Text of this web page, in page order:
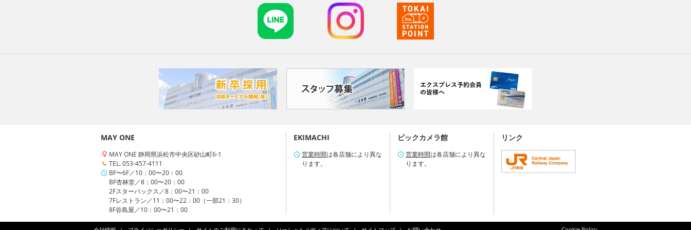
MAY ONE
MAY ONE 静岡県浜松市中央区砂山町6-1
TEL. 053-457-4111
BF〜6F／10：00〜20：00
BF杏林堂／8：00〜20：00
2Fスターバックス／8：00〜21：00
7Fレストラン／11：00〜22：00（一部21：30）
8F谷島屋／10：00〜21：00
EKIMACHI
営業時間は各店舗により異な
ります。
ビックカメラ館
営業時間は各店舗により異な
ります。
リンク